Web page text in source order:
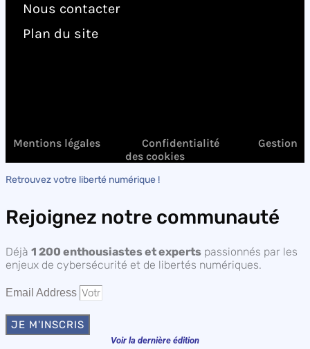
Nous contacter
Plan du site
Mentions légales ConfidentialitéGestion
des cookies
Retrouvez votre liberté numérique !
Rejoignez notre communauté
Déjà 1 200 enthousiastes et experts passionnés par les
enjeux de cybersécurité et de libertés numériques.
Email Address
JE M'INSCRIS
Voir la dernière édition